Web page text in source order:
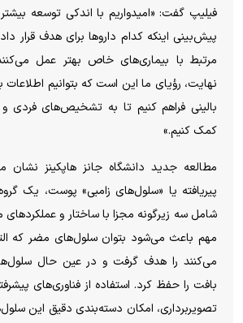
فیلیپ گفت: «امیدواریم با اندکی توسعه
پیش‌بینی اینکه کدام دارو‌ها برای هدف قرار
مرتبط با بیماری‌های خاص بهتر عمل
نهایت، رؤیای ما این است که بتوانیم
بالینی فراهم کنیم تا به تشخیص‌های فردی و
کمک کنیم.»
مطالعه جدید دانشگاه جانز هاپکینز
پیریافته یا «سلول‌های زامبی» پوست، یک
شامل سه زیرگونه مجزا با ساختار و
مهم باعث می‌شود بتوان سلول‌های مضر که
می‌کنند را هدف گرفت و در عین حال
بافت را حفظ کرد. استفاده از فناوری‌های
تصویربرداری، امکان دسته‌بندی دقیق این